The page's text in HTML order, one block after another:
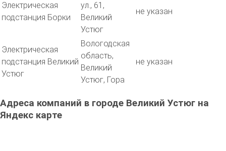
Электрическая
подстанция Борки
ул., 61,
Великий
Устюг
не указан
Электрическая
подстанция Великий
Устюг
Вологодская
область,
Великий
Устюг, Гора
не указан
Адреса компаний в городе Великий Устюг на
Яндекс карте